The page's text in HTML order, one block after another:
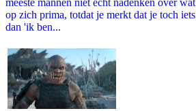
op zich prima, totdat je merkt dat je toch
dan 'ik ben...